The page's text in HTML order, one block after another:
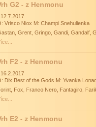
G2 - z Henmonu
Vrisco Niox M: Champi Snehulienka
Grent, Gringo, Gandi, Gandalf,
F2 - z Henmonu
Dix Best of the Gods M: Yvanka
Fox, Franco Nero, Fantagiro,
E2 - z Henmonu